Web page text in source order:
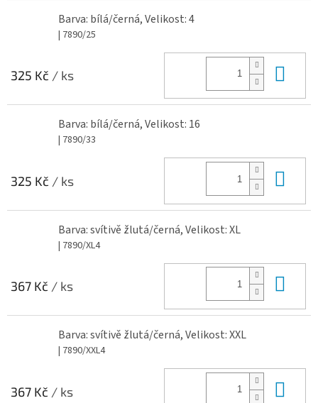
Barva: bílá/černá, Velikost: 4
| 7890/25
325 Kč / ks
Barva: bílá/černá, Velikost: 16
| 7890/33
325 Kč / ks
Barva: svítivě žlutá/černá, Velikost: XL
| 7890/XL4
367 Kč / ks
Barva: svítivě žlutá/černá, Velikost: XXL
| 7890/XXL4
367 Kč / ks